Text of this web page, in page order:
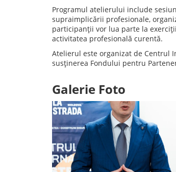
Programul atelierului include
supraimplicării profesionale,
participanții vor lua parte la
activitatea profesională curentă.
Atelierul este organizat de Centrul
susținerea Fondului pentru
Galerie Foto